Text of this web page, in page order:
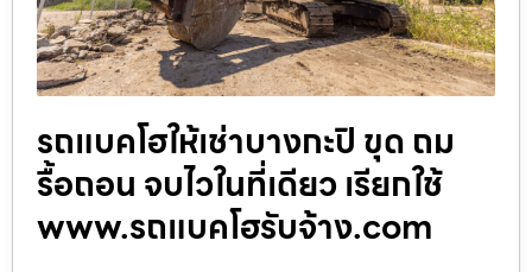
รถแบคโฮให้เช่าบางกะปิ ขุด ถม
รื้อถอน จบไวในที่เดียว เรียกใช้
www.รถแบคโฮรับจ้าง.com